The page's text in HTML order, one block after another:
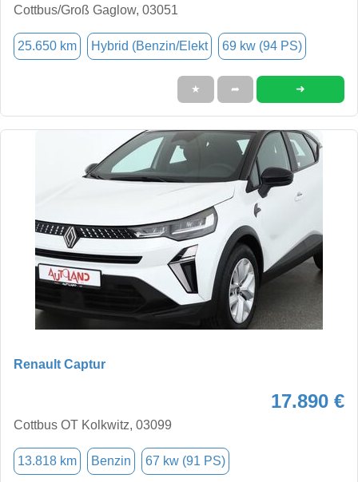
Cottbus/Groß Gaglow, 03051
25.650 km Hybrid (Benzin/Elekt 69 kw (94 PS)
★ ➦ ➜
Renault Captur
17.890 €
Cottbus OT Kolkwitz, 03099
13.818 km Benzin 67 kw (91 PS)